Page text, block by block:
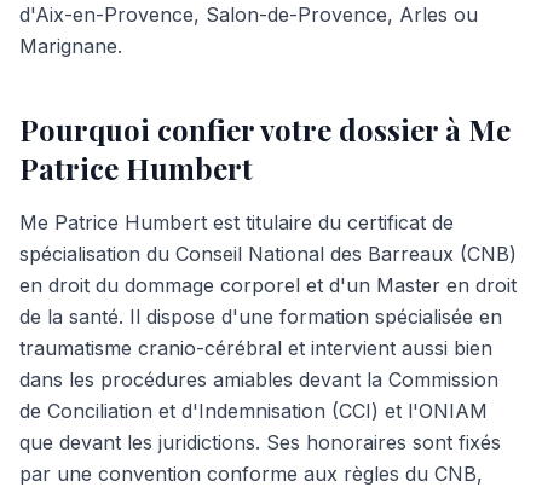
d'Aix-en-Provence, Salon-de-Provence, Arles ou
Marignane.
Pourquoi confier votre dossier à Me
Patrice Humbert
Me Patrice Humbert est titulaire du certificat de
spécialisation du Conseil National des Barreaux (CNB)
en droit du dommage corporel et d'un Master en droit
de la santé. Il dispose d'une formation spécialisée en
traumatisme cranio-cérébral et intervient aussi bien
dans les procédures amiables devant la Commission
de Conciliation et d'Indemnisation (CCI) et l'ONIAM
que devant les juridictions. Ses honoraires sont fixés
par une convention conforme aux règles du CNB,